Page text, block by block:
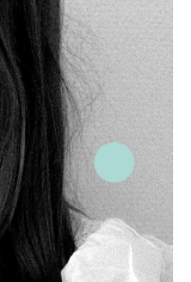
et
médias
manager et
de com°
passion pour le
digital